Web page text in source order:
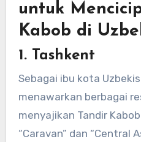
untuk
Kabob di
1. Tashkent
Sebagai ibu kota
menawarkan berbagai
menyajikan Tandir
“Caravan” dan “Central